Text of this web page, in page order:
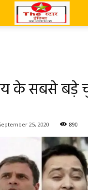
के सबसे बड़े
25, 2020 890